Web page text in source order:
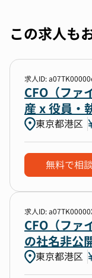
この求人も
求人ID:
CFO（ファ
産 x 役員・
東京都港区
無料で相
求人ID:
CFO（ファ
の社名非公
東京都港区